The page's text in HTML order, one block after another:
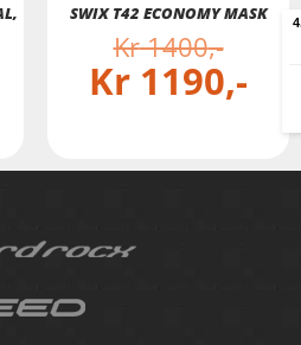
SWIX T42 ECONOMY MASK
Kr1400
Kr 1190